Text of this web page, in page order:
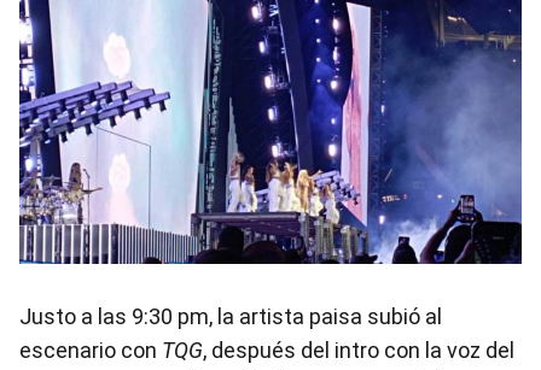
Justo a las 9:30 pm, la artista paisa subió al
escenario con TQG, después del intro con la voz del